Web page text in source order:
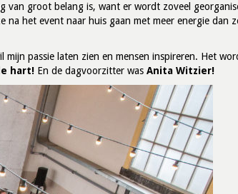
van groot belang is, want er wordt zoveel
na het event naar huis gaan met meer energie dan
passie laten zien en mensen inspireren. Het
hart! En de dagvoorzitter was Anita Witzier!